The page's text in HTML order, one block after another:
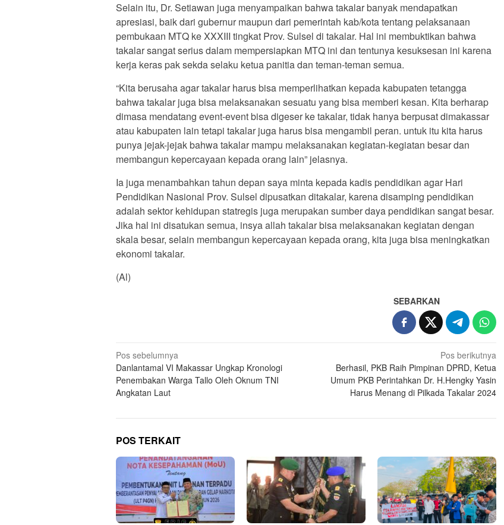
Selain itu, Dr. Setiawan juga menyampaikan bahwa takalar banyak mendapatkan
apresiasi, baik dari gubernur maupun dari pemerintah kab/kota tentang pelaksanaan
pembukaan MTQ ke XXXIII tingkat Prov. Sulsel di takalar. Hal ini membuktikan bahwa
takalar sangat serius dalam mempersiapkan MTQ ini dan tentunya kesuksesan ini karena
kerja keras pak sekda selaku ketua panitia dan teman-teman semua.
“Kita berusaha agar takalar harus bisa memperlihatkan kepada kabupaten tetangga
bahwa takalar juga bisa melaksanakan sesuatu yang bisa memberi kesan. Kita berharap
dimasa mendatang event-event bisa digeser ke takalar, tidak hanya berpusat dimakassar
atau kabupaten lain tetapi takalar juga harus bisa mengambil peran. untuk itu kita harus
punya jejak-jejak bahwa takalar mampu melaksanakan kegiatan-kegiatan besar dan
membangun kepercayaan kepada orang lain” jelasnya.
Ia juga menambahkan tahun depan saya minta kepada kadis pendidikan agar Hari
Pendidikan Nasional Prov. Sulsel dipusatkan ditakalar, karena disamping pendidikan
adalah sektor kehidupan statregis juga merupakan sumber daya pendidikan sangat besar.
Jika hal ini disatukan semua, insya allah takalar bisa melaksanakan kegiatan dengan
skala besar, selain membangun kepercayaan kepada orang, kita juga bisa meningkatkan
ekonomi takalar.
(Al)
SEBARKAN
Navigasi
pos
Pos sebelumnya
Danlantamal VI Makassar Ungkap Kronologi
Penembakan Warga Tallo Oleh Oknum TNI
Angkatan Laut
Pos berikutnya
Berhasil, PKB Raih Pimpinan DPRD, Ketua
Umum PKB Perintahkan Dr. H.Hengky Yasin
Harus Menang di Pilkada Takalar 2024
POS TERKAIT